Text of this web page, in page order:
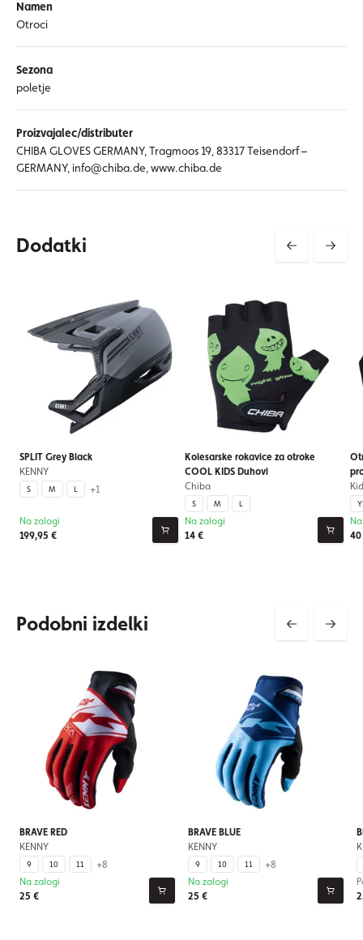
Namen
Otroci
Sezona
poletje
Proizvajalec/distributer
CHIBA GLOVES GERMANY, Tragmoos 19, 83317 Teisendorf –
GERMANY, info@chiba.de, www.chiba.de
Dodatki
SPLIT Grey Black
KENNY
S M L +1
199,95 €
Na zalogi
Kolesarske rokavice za otroke
COOL KIDS Duhovi
Chiba
S M L
14 €
Na zalogi
40
Podobni izdelki
BRAVE RED
KENNY
9 10 11 +8
25 €
Na zalogi
BRAVE BLUE
KENNY
9 10 11 +8
25 €
Na zalogi